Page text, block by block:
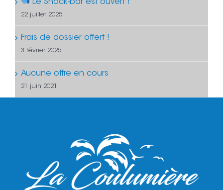
Le Snack-bar est ouvert !
22 juillet 2025
Frais de dossier offert !
3 février 2025
Aucune offre en cours
21 juin 2021